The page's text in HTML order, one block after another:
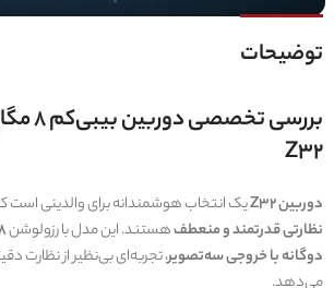
توضیحات
بررسی
Z32
دوربین Z32 یک انتخاب هوشمندانه برای والدینی است
نظارتی قدرتمند و منعطفهستند. این مدل با رزولوشن۸
دوگانه با خروجی سه‌تصویر، تجربه‌ای بی‌نظیر از نظارت